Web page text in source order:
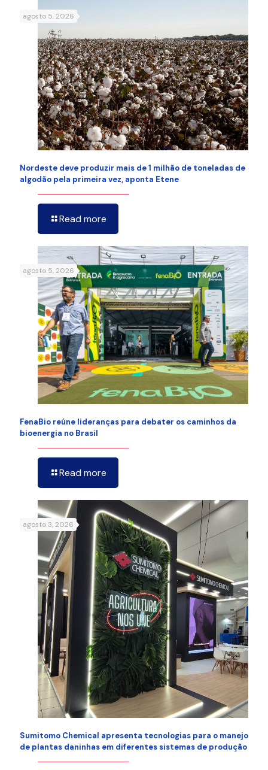
agosto 5, 2026
Nordeste deve produzir mais de 1 milhão de toneladas de
algodão pela primeira vez, aponta Etene
Read more
agosto 5, 2026
FenaBio reúne lideranças para debater os caminhos da
bioenergia no Brasil
Read more
agosto 3, 2026
Sumitomo Chemical apresenta tecnologias para o manejo
de plantas daninhas em diferentes sistemas de produção